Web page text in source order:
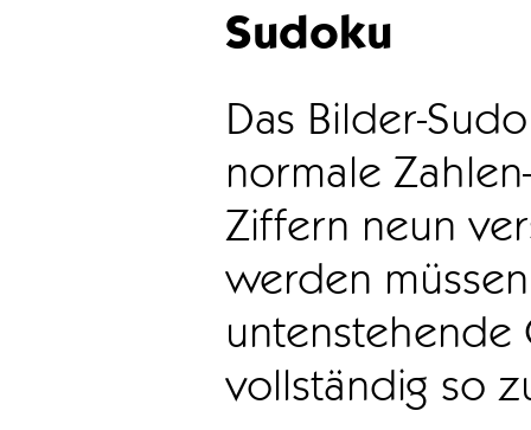
Sudoku
Das Bilder-
normale
Ziffern neun
werden
vollständig so